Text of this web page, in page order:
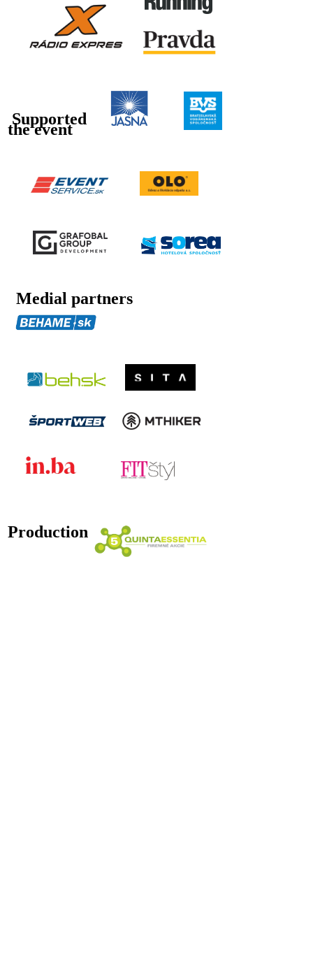
Supported
the event
Medial partners
Production